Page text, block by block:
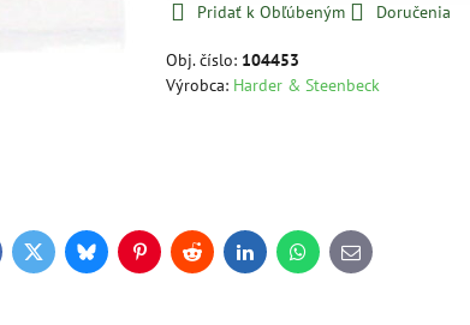
Pridať k Obľúbeným Doručenia
Obj. číslo: 104453
Výrobca: Harder & Steenbeck
TwitterBlueskyPinterestRedditLinkedInWhatsApp
E-
mail